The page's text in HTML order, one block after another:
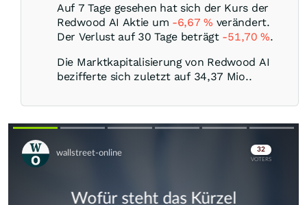
Auf 7 Tage gesehen hat sich der Kurs der
Redwood AI Aktie um -6,67% verändert.
Der Verlust auf 30 Tage beträgt -51,70%.
Die Marktkapitalisierung von Redwood AI
bezifferte sich zuletzt auf 34,37 Mio..
Skip